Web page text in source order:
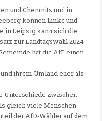
und Chemnitz und in
können Linke und
in Leipzig kann sich die
zur Landtagswahl 2024
hat die AfD einen
ihrem Umland eher als
Unterschiede zwischen
gleich viele Menschen
der AfD-Wähler auf dem